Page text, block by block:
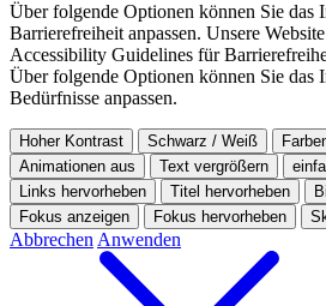
Über folgende Optionen können Sie das
Barrierefreiheit anpassen. Unsere
Accessibility Guidelines für
Über folgende Optionen können Sie das
Bedürfnisse anpassen.
Hoher Kontrast Schwarz / Weiß
Animationen aus
Text vergrößern
Links hervorheben
Titel hervorheben
Fokus anzeigen
Fokus hervorheben
Abbrechen Anwenden